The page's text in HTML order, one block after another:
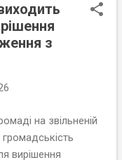
в Тягинській
та придатності
населення на
політичних і
документів
з
на звільненій
вирішення